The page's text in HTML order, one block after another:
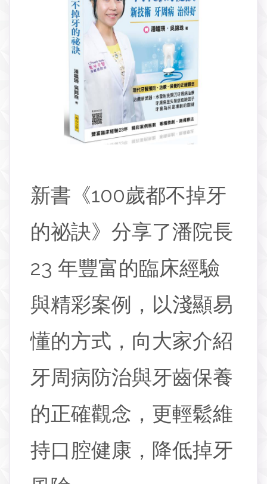
新書《100歲都不掉牙
的祕訣》分享了潘院長
23 年豐富的臨床經驗
與精彩案例，以淺顯易
懂的方式，向大家介紹
牙周病防治與牙齒保養
的正確觀念，更輕鬆維
持口腔健康，降低掉牙